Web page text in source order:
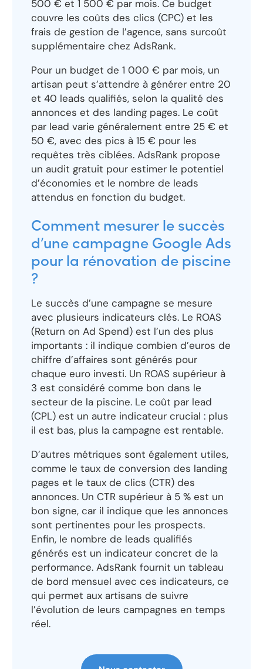
500 € et 1 500 € par mois. Ce budget
couvre les coûts des clics (CPC) et les
frais de gestion de l’agence, sans surcoût
supplémentaire chez AdsRank.
Pour un budget de 1 000 € par mois, un
artisan peut s’attendre à générer entre 20
et 40 leads qualifiés, selon la qualité des
annonces et des landing pages. Le coût
par lead varie généralement entre 25 € et
50 €, avec des pics à 15 € pour les
requêtes très ciblées. AdsRank propose
un audit gratuit pour estimer le potentiel
d’économies et le nombre de leads
attendus en fonction du budget.
Comment mesurer le succès
d’une campagne Google Ads
pour la rénovation de piscine
?
Le succès d’une campagne se mesure
avec plusieurs indicateurs clés. Le ROAS
(Return on Ad Spend) est l’un des plus
importants : il indique combien d’euros de
chiffre d’affaires sont générés pour
chaque euro investi. Un ROAS supérieur à
3 est considéré comme bon dans le
secteur de la piscine. Le coût par lead
(CPL) est un autre indicateur crucial : plus
il est bas, plus la campagne est rentable.
D’autres métriques sont également utiles,
comme le taux de conversion des landing
pages et le taux de clics (CTR) des
annonces. Un CTR supérieur à 5 % est un
bon signe, car il indique que les annonces
sont pertinentes pour les prospects.
Enfin, le nombre de leads qualifiés
générés est un indicateur concret de la
performance. AdsRank fournit un tableau
de bord mensuel avec ces indicateurs, ce
qui permet aux artisans de suivre
l’évolution de leurs campagnes en temps
réel.